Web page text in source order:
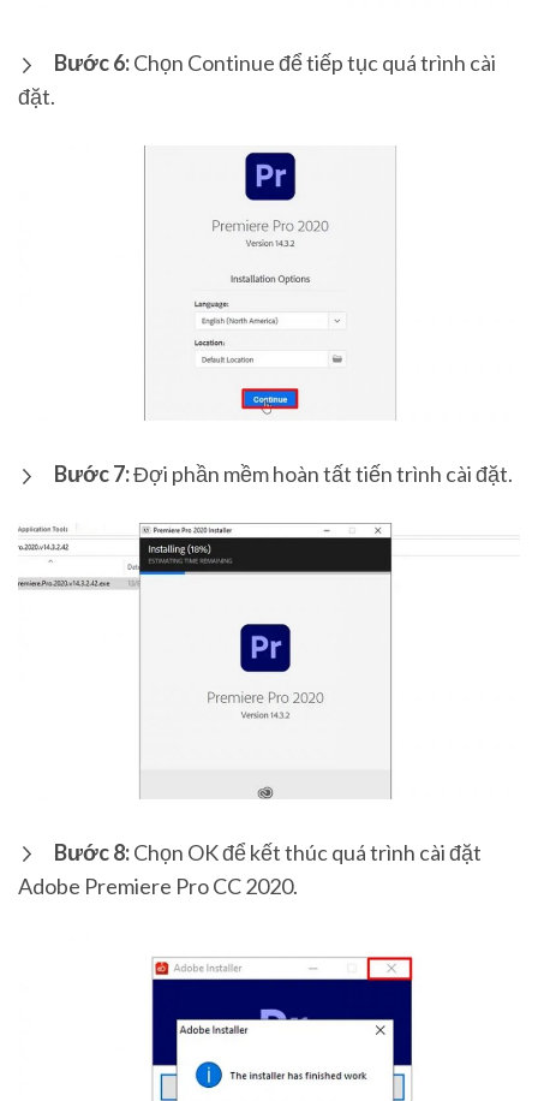
Bước 6:Chọn Continue để tiếp tục quá trình cài
đặt.
Bước 7:Đợi phần mềm hoàn tất tiến trình cài đặt.
Bước 8:Chọn OK để kết thúc quá trình cài đặt
Adobe Premiere Pro CC 2020.